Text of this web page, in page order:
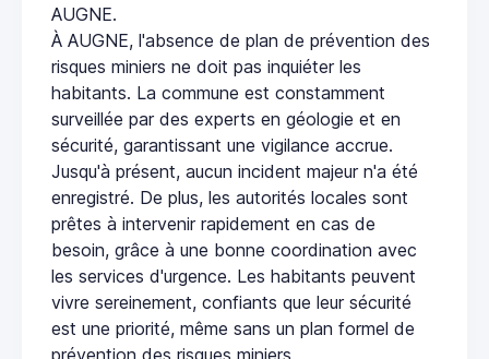
AUGNE.
À AUGNE, l'absence de plan de prévention des
risques miniers ne doit pas inquiéter les
habitants. La commune est constamment
surveillée par des experts en géologie et en
sécurité, garantissant une vigilance accrue.
Jusqu'à présent, aucun incident majeur n'a été
enregistré. De plus, les autorités locales sont
prêtes à intervenir rapidement en cas de
besoin, grâce à une bonne coordination avec
les services d'urgence. Les habitants peuvent
vivre sereinement, confiants que leur sécurité
est une priorité, même sans un plan formel de
prévention des risques miniers.